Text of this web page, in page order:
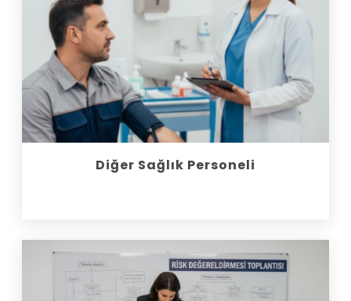
Diğer Sağlık Personeli